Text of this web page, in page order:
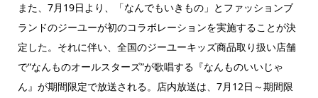
また、7月19日より、「なんでもいきもの」とファッションブ
ランドのジーユーが初のコラボレーションを実施することが決
定した。それに伴い、全国のジーユーキッズ商品取り扱い店舗
で“なんものオールスターズ”が歌唱する『なんものいいじゃ
ん』が期間限定で放送される。店内放送は、7月12日～期間限